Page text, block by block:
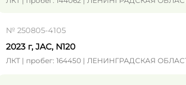
№ 250805-4105
2023 г, JAC, N120
ЛКТ | пробег: 164450 | ЛЕНИНГРАДСКАЯ